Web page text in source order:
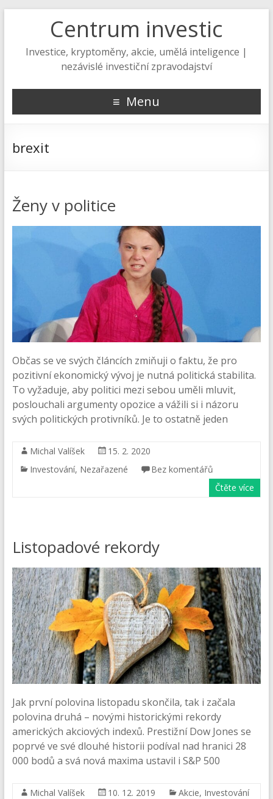
Centrum investic
Investice, kryptoměny, akcie, umělá inteligence |
nezávislé investiční zpravodajství
Menu
brexit
Ženy v politice
Občas se ve svých článcích zmiňuji o faktu, že pro
pozitivní ekonomický vývoj je nutná politická stabilita.
To vyžaduje, aby politici mezi sebou uměli mluvit,
poslouchali argumenty opozice a vážili si i názoru
svých politických protivníků. Je to ostatně jeden
Michal Valíšek
15. 2. 2020
Investování, Nezařazené
Bez komentářů
Čtěte více
Listopadové rekordy
Jak první polovina listopadu skončila, tak i začala
polovina druhá – novými historickými rekordy
amerických akciových indexů. Prestižní Dow Jones se
poprvé ve své dlouhé historii podíval nad hranici 28
000 bodů a svá nová maxima ustavil i S&P 500
Michal Valíšek 10. 12. 2019 Akcie, Investování